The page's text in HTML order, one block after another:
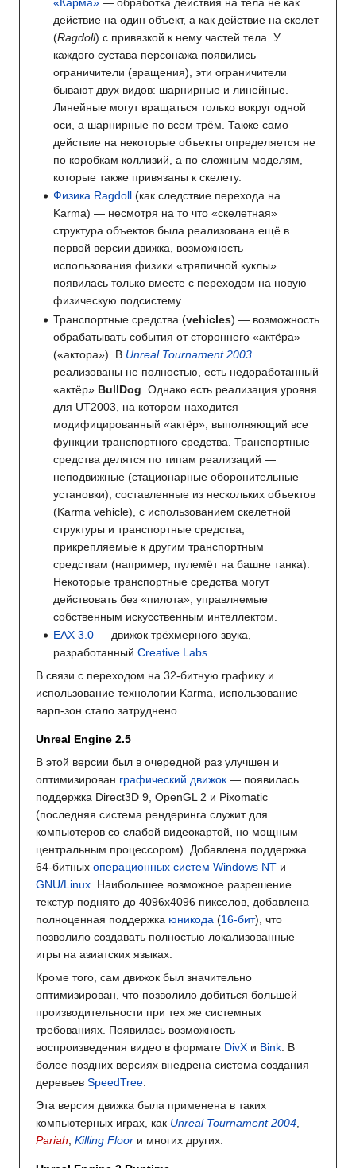
действие на один объект, а как действие на скелет
(Ragdoll) с привязкой к нему частей тела. У
каждого сустава персонажа появились
ограничители (вращения), эти ограничители
бывают двух видов: шарнирные и линейные.
Линейные могут вращаться только вокруг одной
оси, а шарнирные по всем трём. Также само
действие на некоторые объекты определяется не
по коробкам коллизий, а по сложным моделям,
которые также привязаны к скелету.
Физика Ragdoll (как следствие перехода на
Karma) — несмотря на то что «скелетная»
структура объектов была реализована ещё в
первой версии движка, возможность
использования физики «тряпичной куклы»
появилась только вместе с переходом на новую
физическую подсистему.
Транспортные средства (vehicles) — возможность
обрабатывать события от стороннего «актёра»
(«актора»). В Unreal Tournament 2003
реализованы не полностью, есть недоработанный
«актёр» BullDog . Однако есть реализация уровня
для UT2003, на котором находится
модифицированный «актёр», выполняющий все
функции транспортного средства. Транспортные
средства делятся по типам реализаций —
неподвижные (стационарные оборонительные
установки), составленные из нескольких объектов
(Karma vehicle), с использованием скелетной
структуры и транспортные средства,
прикрепляемые к другим транспортным
средствам (например, пулемёт на башне танка).
Некоторые транспортные средства могут
действовать без «пилота», управляемые
собственным искусственным интеллектом.
EAX 3.0 — движок трёхмерного звука,
разработанныйCreative Labs
В связи с переходом на 32-битную графику и
использование технологии Karma, использование
варп-зон стало затруднено.
Unreal Engine 2.5
В этой версии был в очередной раз улучшен и
оптимизирован графический движок — появилась
поддержка Direct3D 9, OpenGL 2 и Pixomatic
(последняя система рендеринга служит для
компьютеров со слабой видеокартой, но мощным
центральным процессором). Добавлена поддержка
64-битных операционных систем Windows NT и
GNU/Linux . Наибольшее возможное разрешение
текстур поднято до 4096x4096 пикселов, добавлена
полноценная поддержка юникода (16-бит), что
позволило создавать полностью локализованные
игры на азиатских языках.
Кроме того, сам движок был значительно
оптимизирован, что позволило добиться большей
производительности при тех же системных
требованиях. Появилась возможность
воспроизведения видео в формате DivX и Bink . В
более поздних версиях внедрена система создания
деревьев SpeedTree
Эта версия движка была применена в таких
компьютерных играх, как Unreal Tournament 2004
Pariah Killing Floor и многих других.